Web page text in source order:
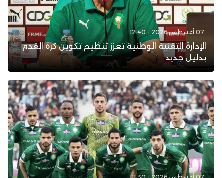
07 أغسطس 2026 - 12:40
الإدارة التقنية الوطنية تعزز تنظيم تكوين كرة القدم
بدليل جديد